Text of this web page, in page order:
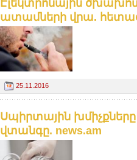
Էլեկտրոնային
ատամների վրա.
25.11.2016
Սպիրտային
վտանգը. news.am